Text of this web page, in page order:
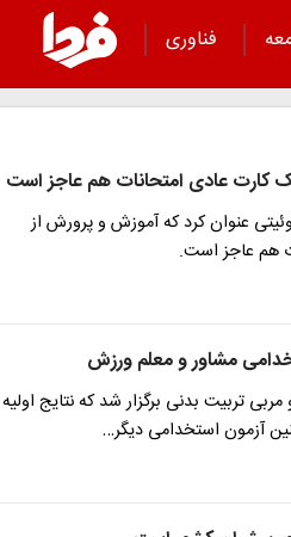
فناوری
کارت عادی امتحانات هم عاجز است
عنوان کرد که آموزش و پرورش از
هم عاجز است.
مشاور و معلم ورزش
تربیت بدنی برگزار شد که نتایج اولیه
آزمون استخدامی دیگر…